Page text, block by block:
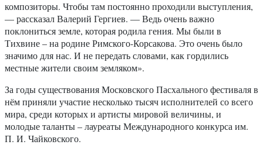
композиторы. Чтобы там постоянно проходили выступления,
— рассказал Валерий Гергиев. — Ведь очень важно
поклониться земле, которая родила гения. Мы были в
Тихвине – на родине Римского-Корсакова. Это очень было
значимо для нас. И не передать словами, как гордились
местные жители своим земляком».
За годы существования Московского Пасхального фестиваля в
нём приняли участие несколько тысяч исполнителей со всего
мира, среди которых и артисты мировой величины, и
молодые таланты – лауреаты Международного конкурса им.
П. И. Чайковского.